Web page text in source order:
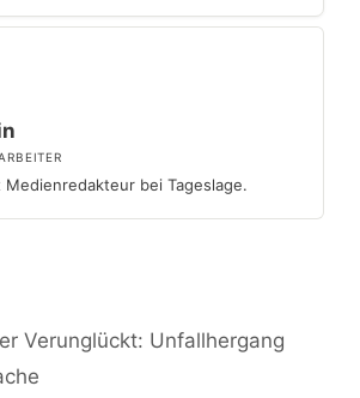
Medienredakteur bei Tageslage.
Verunglückt: Unfallhergang